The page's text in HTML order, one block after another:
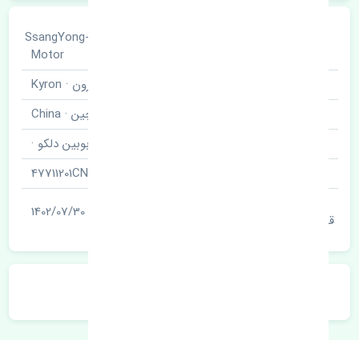
سانگ یانگ · SsangYong-
Motor
کایرون · Kyron
چین · China
بوبین دلکو ·
47711201CN
قیمت
1402/07/30